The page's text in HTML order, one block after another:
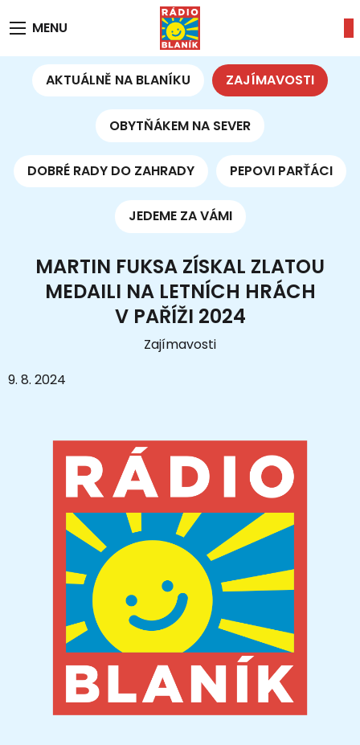
MENU
AKTUÁLNĚ NA BLANÍKU ZAJÍMAVOSTI
OBYTŇÁKEM NA SEVER
DOBRÉ RADY DO ZAHRADY PEPOVI PARŤÁCI
JEDEME ZA VÁMI
MARTIN FUKSA ZÍSKAL ZLATOU
MEDAILI NA LETNÍCH HRÁCH
V PAŘÍŽI 2024
Zajímavosti
9. 8. 2024